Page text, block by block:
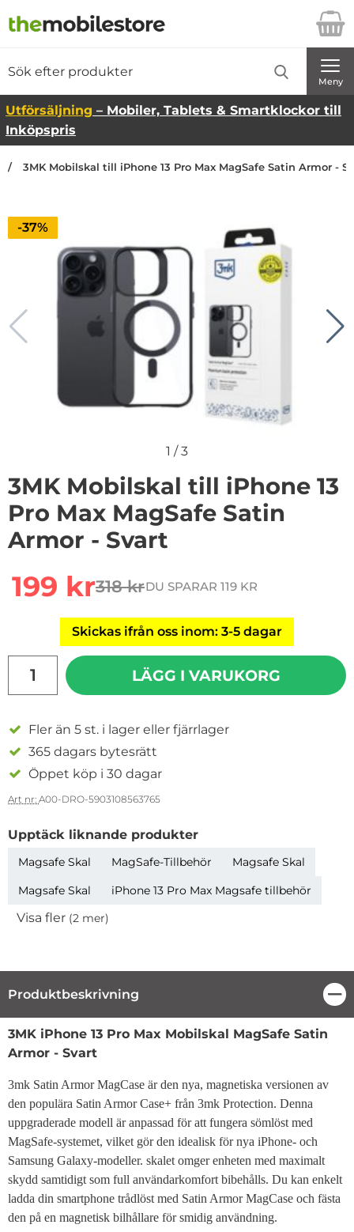
Startsidan för Danira Telecom AB
Meny
Utförsäljning – Mobiler, Tablets & Smartklockor till
Inköpspris
3MK Mobilskal till iPhone 13 Pro Max MagSafe Satin Armor -
Priset är nedsatt med
-37%
1 /3
3MK Mobilskal till iPhone 13
Pro Max MagSafe Satin
Armor - Svart
rea pris
199 krtidigare pris
318 krDU SPARAR 119 KR
Skickas ifrån oss inom: 3-5 dagar
LÄGG I VARUKORG
Fler än 5 st. i lager eller fjärrlager
365 dagars bytesrätt
Öppet köp i 30 dagar
Art nr: A00-DRO-5903108563765
Upptäck liknande produkter
Magsafe Skal MagSafe-Tillbehör
Magsafe Skal
Magsafe Skal
iPhone 13 Pro Max Magsafe tillbehör
Visa fler (2 mer)
Produktbeskrivning
Produktbeskrivning
3MK iPhone 13 Pro Max Mobilskal MagSafe Satin
Armor - Svart
3mk Satin Armor MagCase är den nya, magnetiska versionen av
den populära Satin Armor Case+ från 3mk Protection. Denna
uppgraderade modell är anpassad för att fungera sömlöst med
MagSafe-systemet, vilket gör den idealisk för nya iPhone- och
Samsung Galaxy-modeller. skalet omger enheten med maximalt
skydd samtidigt som full användarkomfort bibehålls. Du kan enkelt
ladda din smartphone trådlöst med Satin Armor MagCase och fästa
den på en magnetisk bilhållare för smidig användning.